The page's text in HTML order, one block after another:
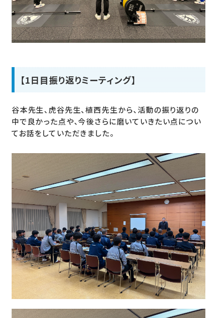
【1日目振り返りミーティング】
谷本先生、虎谷先生、植西先生から、活動の振り返りの
中で良かった点や、今後さらに磨いていきたい点につい
てお話をしていただきました。